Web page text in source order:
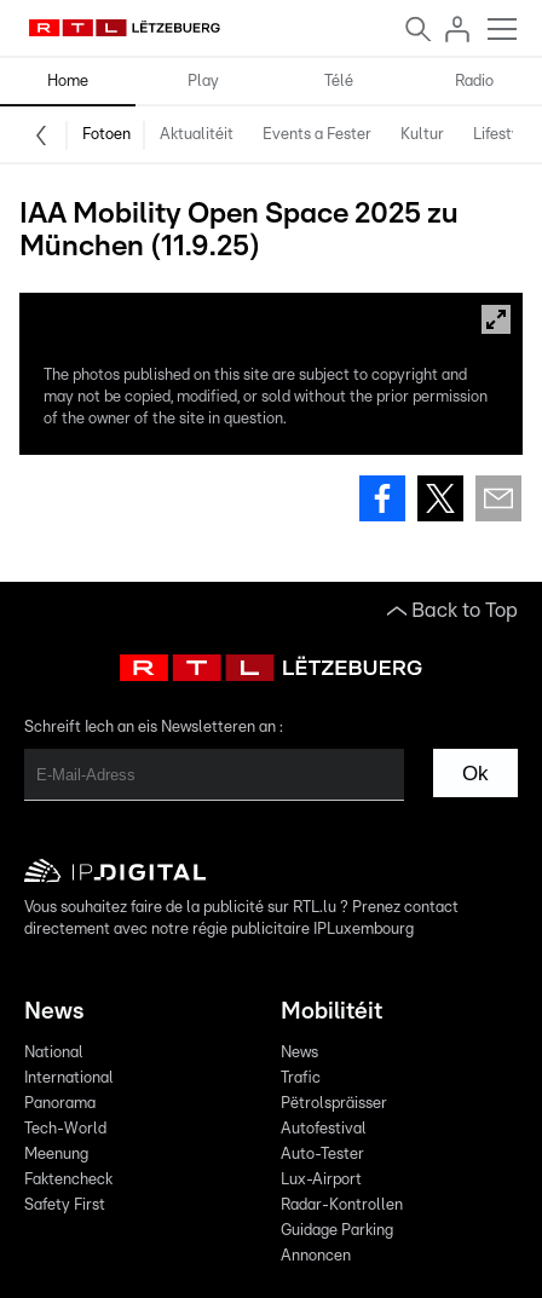
Home Play Télé Radio
Fotoen Aktualitéit Events a Fester Kultur Lifestyle
IAA Mobility Open Space 2025 zu
München (11.9.25)
The photos published on this site are subject to copyright and
may not be copied, modified, or sold without the prior permission
of the owner of the site in question.
Back to Top
Schreift Iech an eis Newsletteren an :
Ok
Vous souhaitez faire de la publicité sur RTL.lu ? Prenez contact
directement avec notre régie publicitaire IPLuxembourg
News
National
International
Panorama
Tech-World
Meenung
Faktencheck
Safety First
Mobilitéit
News
Trafic
Pëtrolspräisser
Autofestival
Auto-Tester
Lux-Airport
Radar-Kontrollen
Guidage Parking
Annoncen